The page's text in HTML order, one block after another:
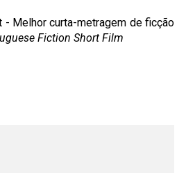
- Melhor curta-metragem de ficção
Fiction Short Film